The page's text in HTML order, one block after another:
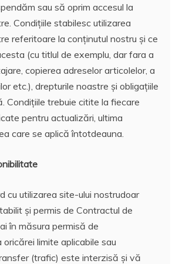
sau să oprim accesul la
Condițiile stabilesc utilizarea
referitoare la conținutul nostru și ce
(cu titlul de exemplu, dar fara a
copierea adreselor articolelor, a
etc.), drepturile noastre și obligațiile
Condițiile trebuie citite la fiecare
pentru actualizări, ultima
care se aplică întotdeauna.
cu utilizarea site-ului nostrudoar
și permis de Contractul de
în măsura permisă de
oricărei limite aplicabile sau
(trafic) este interzisă și vă